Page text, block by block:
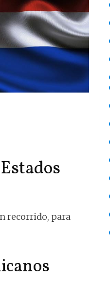
recorrido, para